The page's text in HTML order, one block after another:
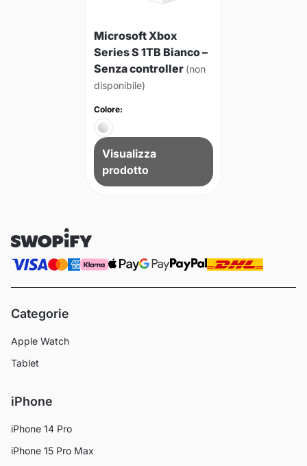
Microsoft Xbox
Series S 1TB Bianco –
Senza controller (non
disponibile)
Colore:
Visualizza
prodotto
Categorie
Apple Watch
Tablet
iPhone
iPhone 14 Pro
iPhone 15 Pro Max